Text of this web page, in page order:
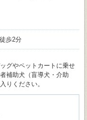
歩2分
グやペットカートに乗せ
補助犬（盲導犬・介助
りください。